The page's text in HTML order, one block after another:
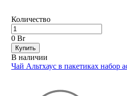
Количество
0 Br
Купить
В наличии
Чай Альтхаус в пакетиках набор